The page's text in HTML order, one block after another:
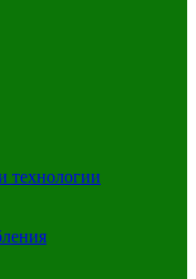
технологии